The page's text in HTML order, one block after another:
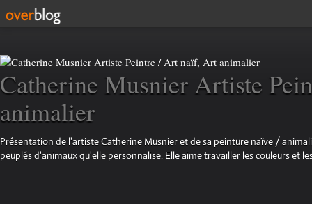
Catherine Musnier Artiste
animalier
Présentation de l'artiste Catherine Musnier et de sa peinture naïve /
peuplés d'animaux qu'elle personnalise. Elle aime travailler les couleurs et